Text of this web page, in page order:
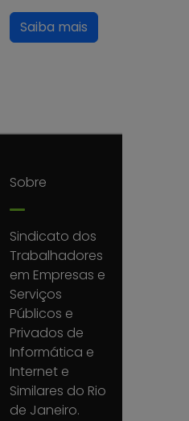
Saiba mais
Sobre
Sindicato dos
Trabalhadores
em Empresas e
Serviços
Públicos e
Privados de
Informática e
Internet e
Similares do Rio
de Janeiro.